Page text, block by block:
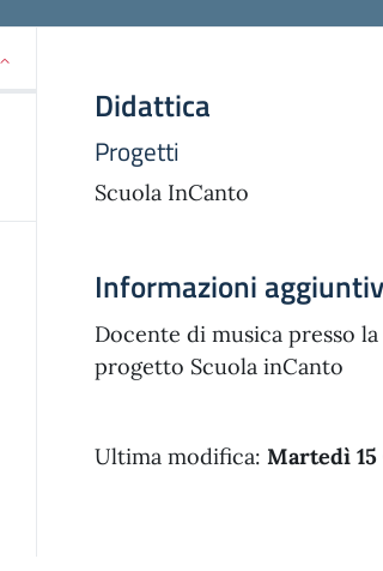
Didattica
Progetti
Scuola InCanto
Informazioni
Docente di musica presso
progetto Scuola inCanto
Ultima modifica: Martedì 15